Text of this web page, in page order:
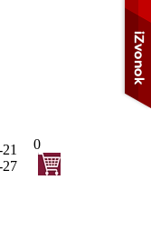
27
0